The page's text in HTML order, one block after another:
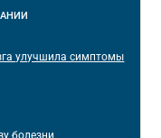
улучшила симптомы
болезни